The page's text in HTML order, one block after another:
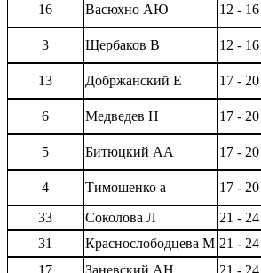
16 Васюхно АЮ 12 - 16
3 Щербаков В 12 - 16
13 Добржанский Е 17 - 20
6 Медведев Н 17 - 20
5 Битюцкий АА 17 - 20
4 Тимошенко а 17 - 20
33
Соколова Л 21 - 24
31
Краснослободцева М 21 - 24
17
Заневский АН 21 - 24